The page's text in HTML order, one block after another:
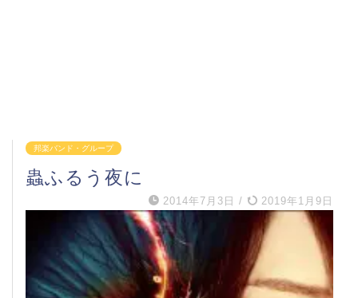
邦楽バンド・グループ
蟲ふるう夜に
2014年7月3日 / 2019年1月9日